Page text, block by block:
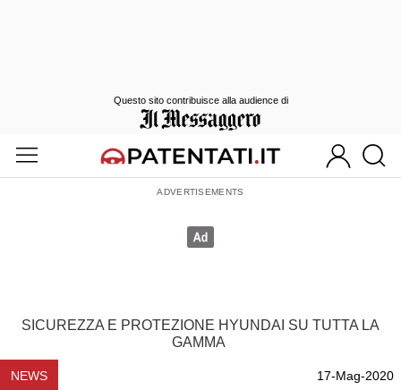
SICUREZZA E PROTEZIONE HYUNDAI SU TUTTA LA
GAMMA
NEWS 17-Mag-2020
Questo sito contribuisce alla audience di